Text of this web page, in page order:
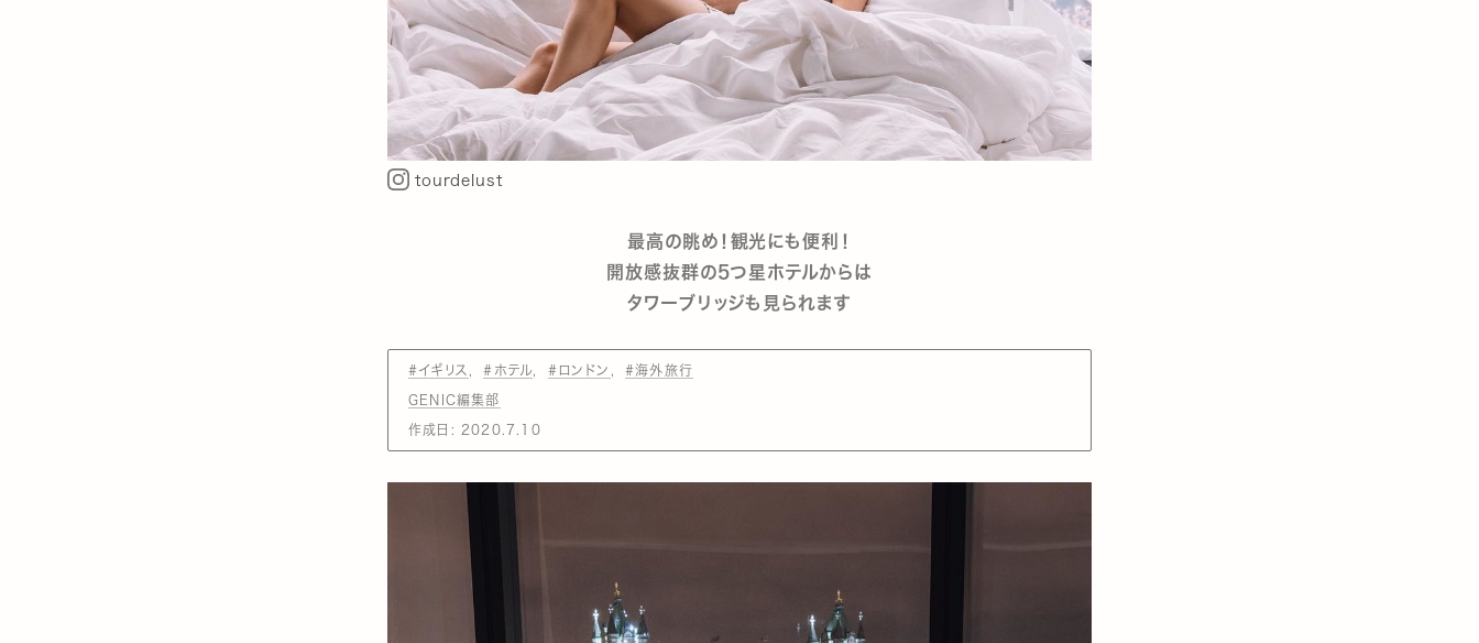
tourdelust
最高の眺め！観光にも便利！
開放感抜群の5つ星ホテルからは
タワーブリッジも見られます
#イギリス #ホテル #ロンドン #海外旅行
GENIC編集部
作成日: 2020.7.10